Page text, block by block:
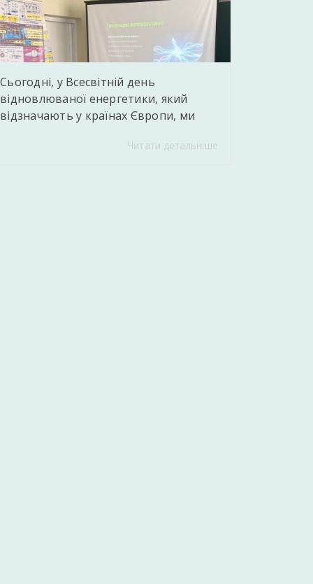
самостійної професійної діяльності у
сфері інформаційних технологій та […]
Сьогодні, у Всесвітній день
відновлюваної енергетики, який
відзначають у країнах Європи, ми
захопливий практичний захід.Читати детальніше